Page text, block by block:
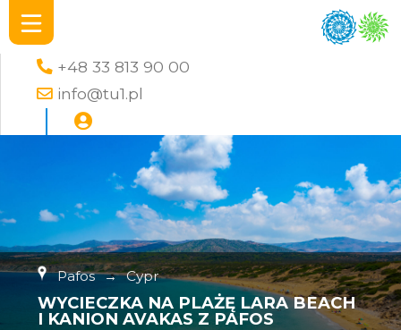
+48 33 813 90 00
info@tu1.pl
Pafos → Cypr
WYCIECZKA NA PLAŻĘ LARA BEACH
I KANION AVAKAS Z PAFOS